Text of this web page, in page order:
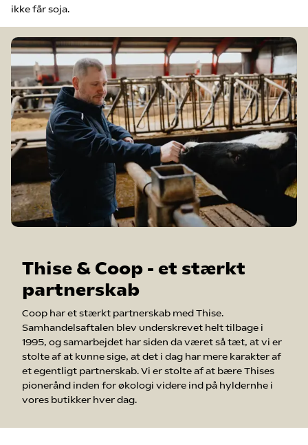
ikke får soja.
Thise & Coop - et stærkt
partnerskab
Coop har et stærkt partnerskab med Thise.
Samhandelsaftalen blev underskrevet helt tilbage i
1995, og samarbejdet har siden da været så tæt, at vi er
stolte af at kunne sige, at det i dag har mere karakter af
et egentligt partnerskab. Vi er stolte af at bære Thises
pionerånd inden for økologi videre ind på hyldernhe i
vores butikker hver dag.